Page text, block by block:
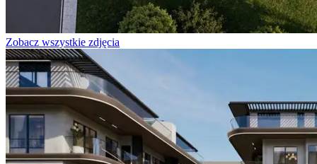
Zobacz wszystkie zdjęcia